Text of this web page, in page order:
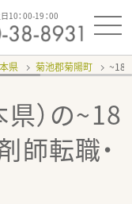
10：00-19：00
県 菊池郡菊陽町 ~18
）の~18
師転職・